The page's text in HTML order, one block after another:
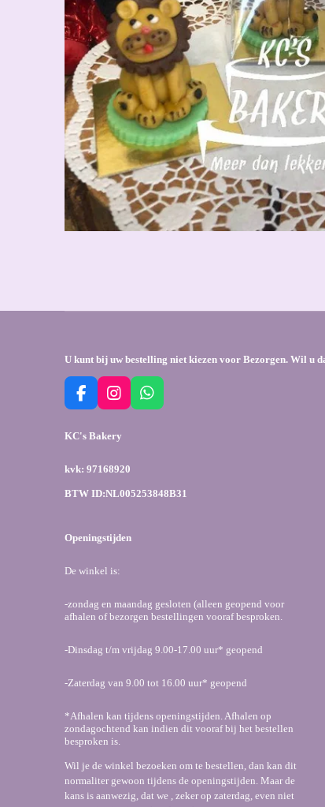
U kunt bij uw bestelling niet kiezen voor Bezorgen. Wil u
F
c
o
o
I
g
r
W
p
KC's Bakery
kvk: 97168920
BTW ID:NL005253848B31
Openingstijden
De winkel is:
-zondag en maandag gesloten (alleen geopend voor
afhalen of bezorgen bestellingen vooraf besproken.
-Dinsdag t/m vrijdag 9.00-17.00 uur* geopend
-Zaterdag van 9.00 tot 16.00 uur* geopend
*Afhalen kan tijdens openingstijden. Afhalen op
zondagochtend kan indien dit vooraf bij het bestellen
besproken is.
Wil je de winkel bezoeken om te bestellen, dan kan dit
normaliter gewoon tijdens de openingstijden. Maar de
kans is aanwezig, dat we , zeker op zaterdag, even niet